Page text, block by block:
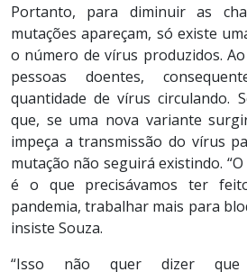
Portanto, para diminuir as
mutações apareçam, só existe
o número de vírus produzidos.
pessoas doentes,
quantidade de vírus circulando.
que, se uma nova variante
impeça a transmissão do vírus
mutação não seguirá existindo.
é o que precisávamos ter
pandemia, trabalhar mais para
insiste Souza.
“Isso não quer dizer